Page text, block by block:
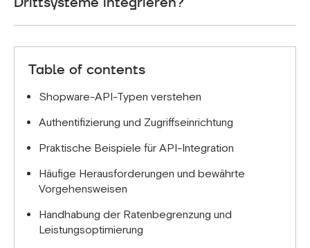
Integrationen mit ERP-, CRM- und
Zahlungssystemen. Store API für Frontend-
Integrationen und benutzerdefinierte Storefronts.
Table of contents
Shopware-API-Typen verstehen
Authentifizierung und Zugriffseinrichtung
Praktische Beispiele für API-Integration
Häufige Herausforderungen und bewährte
Vorgehensweisen
Handhabung der Ratenbegrenzung und
Leistungsoptimierung